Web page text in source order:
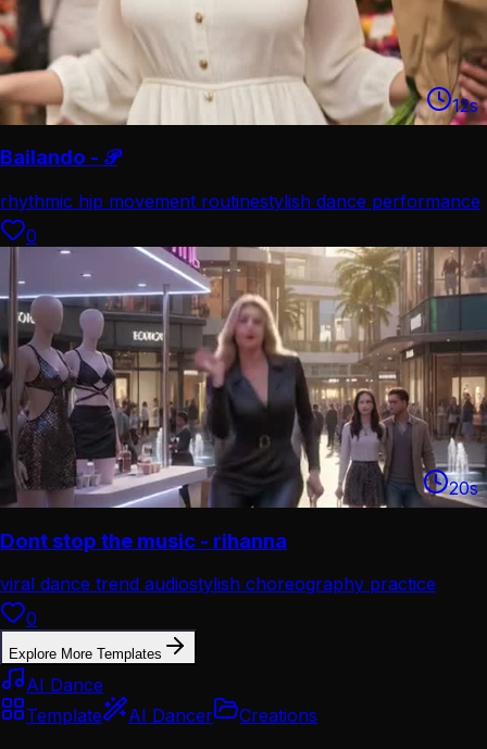
12s
Bailando - 𝒫
rhythmic hip movement routinestylish dance performance
vide
0
20s
Dont stop the music - rihanna
viral dance trend audiostylish choreography practice
0
Explore More Templates
AI Dance
Template
AI Dancer Creations